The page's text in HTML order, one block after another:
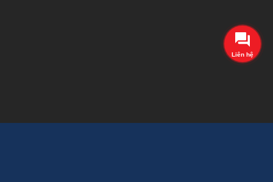
Liên hệ